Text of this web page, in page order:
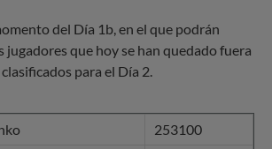
del Día 1b, en el que podrán
que hoy se han quedado fuera
para el Día 2.
253100